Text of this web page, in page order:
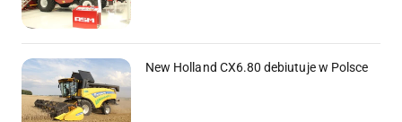
New Holland CX6.80 debiutuje w Polsce